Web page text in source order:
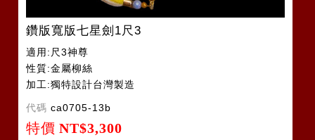
鑽版寬版七星劍1尺3
適用:尺3神尊
性質:金屬柳絲
加工:獨特設計台灣製造
代碼 ca0705-13b
特價 NT$3,300